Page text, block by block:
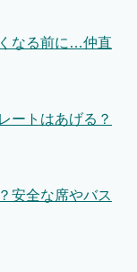
なる前に…仲直
ートはあげる？
安全な席やバス